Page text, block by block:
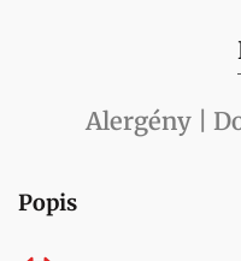
Alergény |
Popis